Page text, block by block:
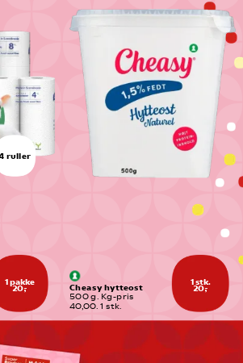
1 pakke
20,-
1 stk.
20,-
Cheasy hytteost
500 g. Kg-pris
40,00. 1 stk.
ruller